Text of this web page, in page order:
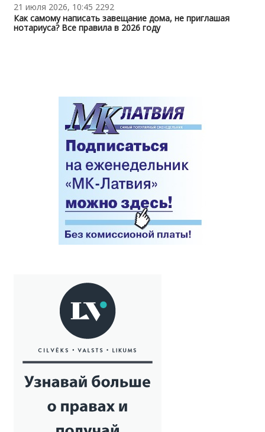
21 июля 2026, 10:45 2292
Как самому написать завещание дома, не приглашая
нотариуса? Все правила в 2026 году